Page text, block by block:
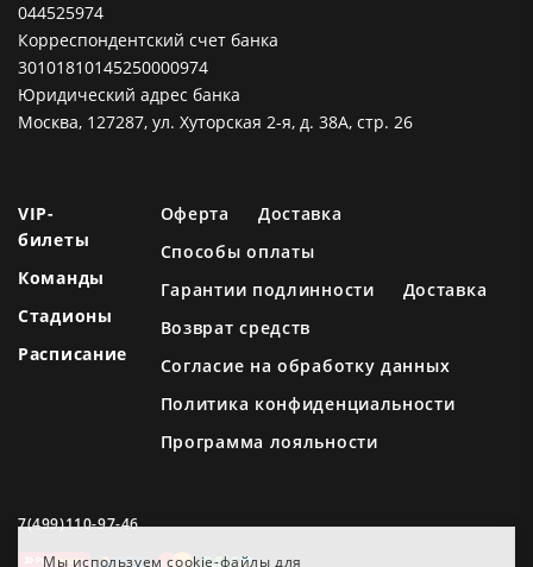
Мы используем cookie-файлы для
044525974
Корреспондентский счет банка
30101810145250000974
Юридический адрес банка
Москва, 127287, ул. Хуторская 2-я, д. 38А, стр. 26
VIP-
билеты
Команды
Стадионы
Расписание
Оферта
Доставка
Способы оплаты
Гарантии подлинности
Доставка
Возврат средств
Согласие на обработку данных
Политика конфиденциальности
Программа лояльности
7(499)110-97-46